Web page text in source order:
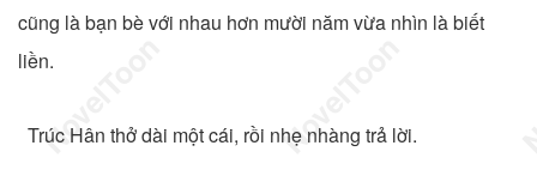
cũng là bạn bè với nhau hơn mười năm vừa nhìn là biết
liền.
Trúc Hân thở dài một cái, rồi nhẹ nhàng trả lời.